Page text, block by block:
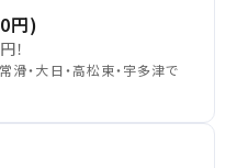
円)
！
滑・大日・高松東・宇多津で